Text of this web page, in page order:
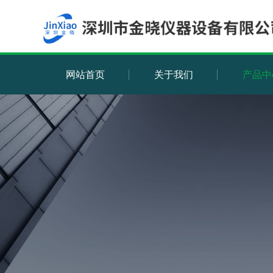
网站首页 关于我们 产品